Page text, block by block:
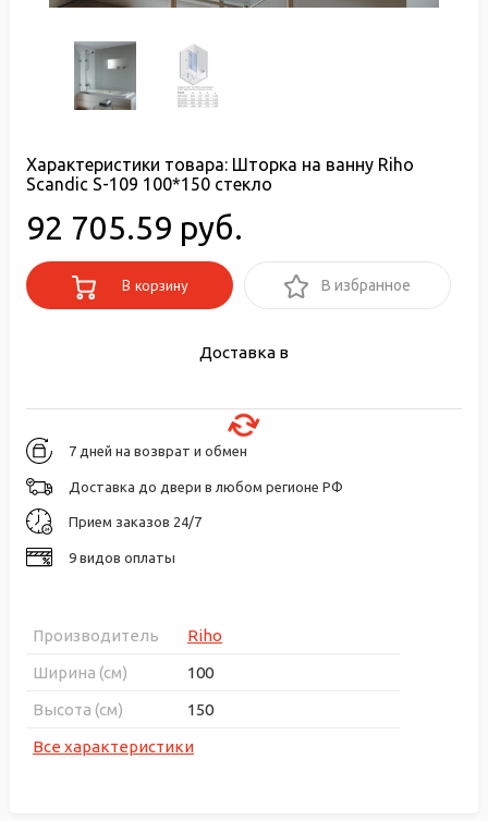
Характеристики товара: Шторка на ванну Riho
Scandic S-109 100*150 стекло
92 705.59 руб.
В корзину В избранное
Доставка в
7 дней на возврат и обмен
Доставка до двери в любом регионе РФ
Прием заказов 24/7
9 видов оплаты
Производитель
Riho
Ширина (см)
100
Высота (см)
150
Все характеристики